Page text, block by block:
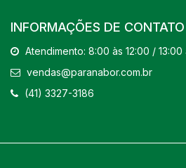
INFORMAÇÕES DE CONTATO
Atendimento: 8:00 às 12:00 / 13:00
vendas@paranabor.com.br
(41) 3327-3186